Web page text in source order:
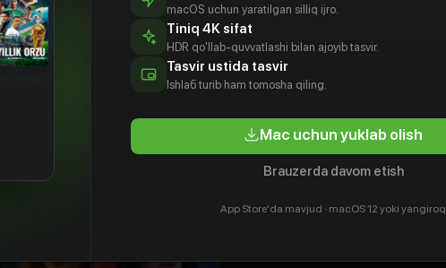
16+
Ведьма
Obuna
macOS uchun yaratilgan silliq ijro.
Tiniq 4K sifat
HDR qo'llab-quvvatlashi bilan ajoyib tasvir.
Tasvir ustida tasvir
Ishlаб turib ham tomosha qiling.
Mac uchun yuklab olish
Brauzerda davom etish
App Store'da mavjud · macOS 12 yoki yangiroq